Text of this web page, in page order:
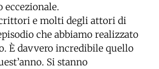
eccezionale.
e molti degli attori di
che abbiamo realizzato
È davvero incredibile quello
Si stanno